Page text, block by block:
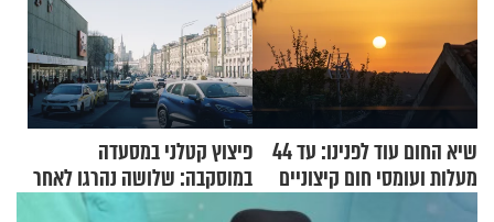
שיא החום עוד לפנינו: עד 44
מעלות ועומסי חום קיצוניים
פיצוץ קטלני במסעדה
במוסקבה: שלושה נהרגו לאחר
שמטען שנשאה אישה התפוצץ